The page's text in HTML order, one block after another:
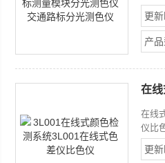
区域
求，
判定
借此
更
产
在
在线
仪比
2、Z
的测
更